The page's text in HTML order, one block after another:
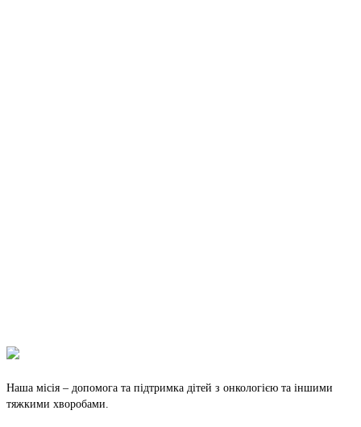
Наша місія – допомога та підтримка дітей з онкологією та іншими
тяжкими хворобами.